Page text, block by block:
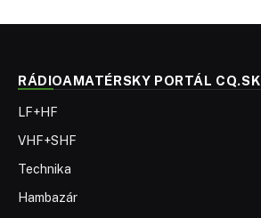
RÁDIOAMATÉRSKY PORTÁL CQ.SK
LF+HF
VHF+SHF
Technika
Hambazár